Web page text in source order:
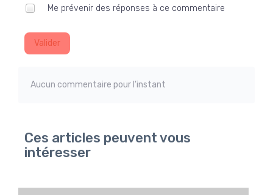
Me prévenir des réponses à ce commentaire
Valider
Aucun commentaire pour l'instant
Ces articles peuvent vous
intéresser